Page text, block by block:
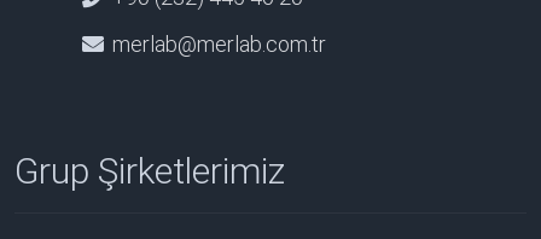
merlab@merlab.com.tr
Grup Şirketlerimiz